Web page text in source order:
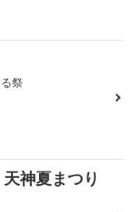
祭
神夏まつり